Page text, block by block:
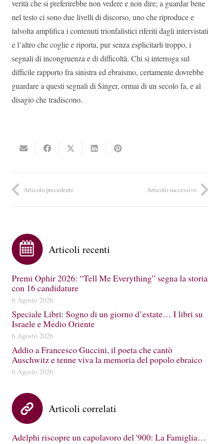
verità che si preferirebbe non vedere e non dire; a guardar bene
nel testo ci sono due livelli di discorso, uno che riproduce e
talvolta amplifica i contenuti trionfalistici riferiti dagli intervistati
e l’altro che coglie e riporta, pur senza esplicitarli troppo, i
segnali di incongruenza e di difficoltà. Chi si interroga sul
difficile rapporto fra sinistra ed ebraismo, certamente dovrebbe
guardare a questi segnali di Singer, ormai di un secolo fa, e al
disagio che tradiscono.
Articolo precedente Articolo successivo
Articoli recenti
Premi Ophir 2026: “Tell Me Everything” segna la storia
con 16 candidature
6 Agosto 2026
Speciale Libri: Sogno di un giorno d’estate… I libri su
Israele e Medio Oriente
6 Agosto 2026
Addio a Francesco Guccini, il poeta che cantò
Auschwitz e tenne viva la memoria del popolo ebraico
6 Agosto 2026
Articoli correlati
Adelphi riscopre un capolavoro del '900: La Famiglia…